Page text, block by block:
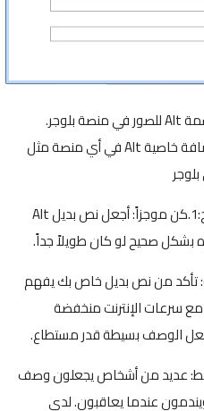
تهانينا لقد تعلمت طريقة إضافة سمة Alt للصور في منصة بلوجر.
يمكنك أيضا أستعمال كود تالي لإضافة خاصية Alt في أي منصة مثل
نصائح لكتابة سمة Alt بشكل صحيح:1.كن موجزاً: أجعل نص بديل Alt
صحيح لو كان طويلاً جداً.
من نص بديل خاص بك يفهم
سرعات الإنترنت منخفضة
الوصف بسيطة قدر مستطاع.
عديد من أشخاص يجعلون وصف
عندما يعاقبون. لدى